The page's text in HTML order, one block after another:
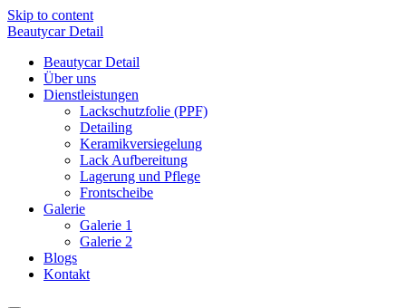
Skip to content
Beautycar Detail
Beautycar Detail
Über uns
Dienstleistungen
Lackschutzfolie (PPF)
Detailing
Keramikversiegelung
Lack Aufbereitung
Lagerung und Pflege
Frontscheibe
Galerie
Galerie 1
Galerie 2
Blogs
Kontakt